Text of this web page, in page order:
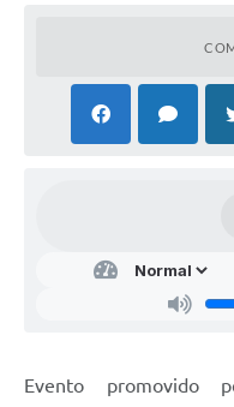
Evento promovido